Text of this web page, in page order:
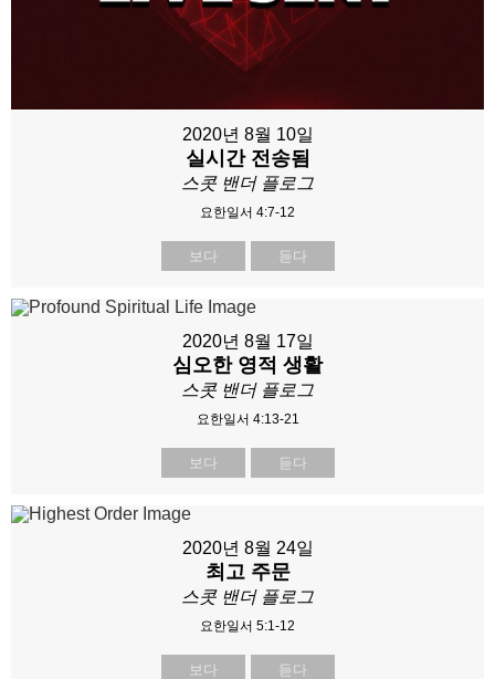
2020년 8월 10일
실시간 전송됨
스콧 밴더 플로그
요한일서 4:7-12
보다 듣다
2020년 8월 17일
심오한 영적 생활
스콧 밴더 플로그
요한일서 4:13-21
보다 듣다
2020년 8월 24일
최고 주문
스콧 밴더 플로그
요한일서 5:1-12
보다 듣다